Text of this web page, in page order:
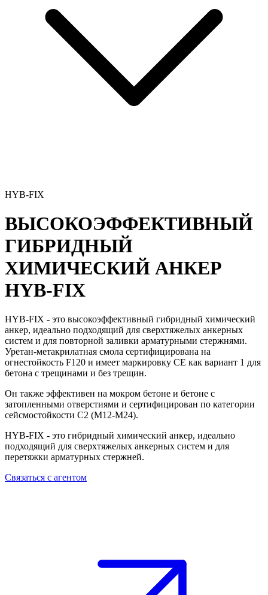
HYB-FIX
ВЫСОКОЭФФЕКТИВНЫЙ
ГИБРИДНЫЙ
ХИМИЧЕСКИЙ АНКЕР
HYB-FIX
HYB-FIX - это высокоэффективный гибридный химический
анкер, идеально подходящий для сверхтяжелых анкерных
систем и для повторной заливки арматурными стержнями.
Уретан-метакрилатная смола сертифицирована на
огнестойкость F120 и имеет маркировку CE как вариант 1 для
бетона с трещинами и без трещин.
Он также эффективен на мокром бетоне и бетоне с
затопленными отверстиями и сертифицирован по категории
сейсмостойкости C2 (M12-M24).
HYB-FIX - это гибридный химический анкер, идеально
подходящий для сверхтяжелых анкерных систем и для
перетяжки арматурных стержней.
Связаться с агентом